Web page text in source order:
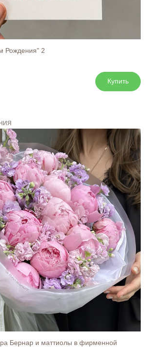
Рождения" 2
Купить
Бернар и маттиолы в фирменной